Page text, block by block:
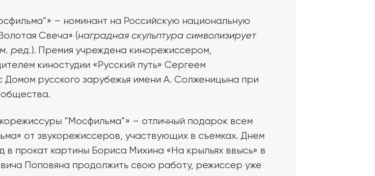
– номинант на Российскую национальную
Свеча» (наградная скульптура символизирует
ред.). Премия учреждена кинорежиссером,
киностудии «Русский путь» Сергеем
русского зарубежья имени А. Солженицына при
“Мосфильма”» – отличный подарок всем
от звукорежиссеров, участвующих в съемках. Днем
в прокат картины Бориса Михина «На крыльях ввысь» в
Поповяна продолжить свою работу, режиссер уже